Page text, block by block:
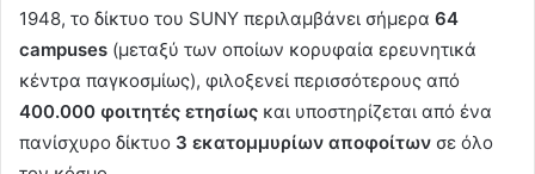
1948, το δίκτυο του SUNY περιλαμβάνει σήμερα 64
campuses (μεταξύ των οποίων κορυφαία ερευνητικά
κέντρα παγκοσμίως), φιλοξενεί περισσότερους από
400.000 φοιτητές ετησίως και υποστηρίζεται από ένα
πανίσχυρο δίκτυο 3 εκατομμυρίων αποφοίτων σε όλο